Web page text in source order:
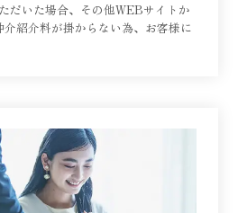
だいた場合、その他WEBサイトか
介紹介料が掛からない為、お客様に